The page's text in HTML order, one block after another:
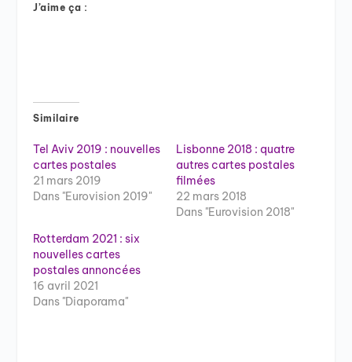
J’aime ça :
Similaire
Tel Aviv 2019 : nouvelles
cartes postales
21 mars 2019
Dans "Eurovision 2019"
Lisbonne 2018 : quatre
autres cartes postales
filmées
22 mars 2018
Dans "Eurovision 2018"
Rotterdam 2021 : six
nouvelles cartes
postales annoncées
16 avril 2021
Dans "Diaporama"